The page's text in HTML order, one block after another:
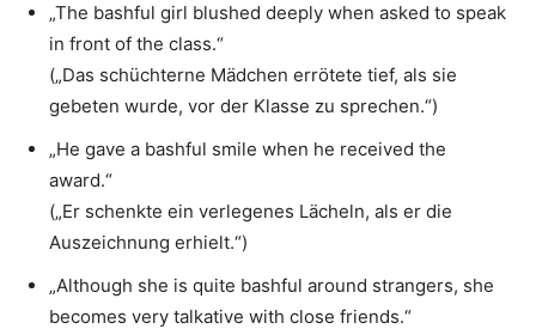
„The bashful girl blushed deeply when asked to speak
in front of the class.“
(„Das schüchterne Mädchen errötete tief, als sie
gebeten wurde, vor der Klasse zu sprechen.“)
„He gave a bashful smile when he received the
award.“
(„Er schenkte ein verlegenes Lächeln, als er die
Auszeichnung erhielt.“)
„Although she is quite bashful around strangers, she
becomes very talkative with close friends.“